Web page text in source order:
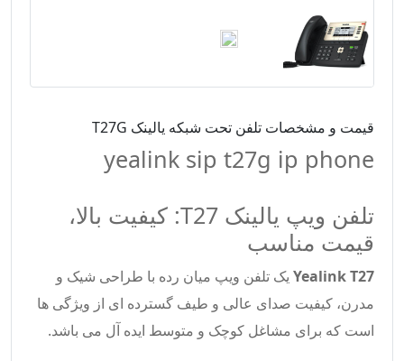
قیمت و مشخصات تلفن تحت شبکه یالینک T27G
yealink sip t27g ip phone
تلفن ویپ یالینک T27: کیفیت بالا،
قیمت مناسب
Yealink T27 یک تلفن ویپ میان رده با طراحی شیک و
مدرن، کیفیت صدای عالی و طیف گسترده ای از ویژگی ها
است که برای مشاغل کوچک و متوسط ایده آل می باشد.